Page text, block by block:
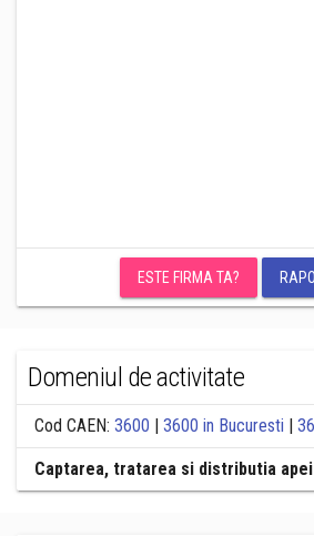
ESTE FIRMA TA?
Domeniul de activitate
Cod CAEN: 3600 | 3600 in Bucuresti |
Captarea, tratarea si distributia apei